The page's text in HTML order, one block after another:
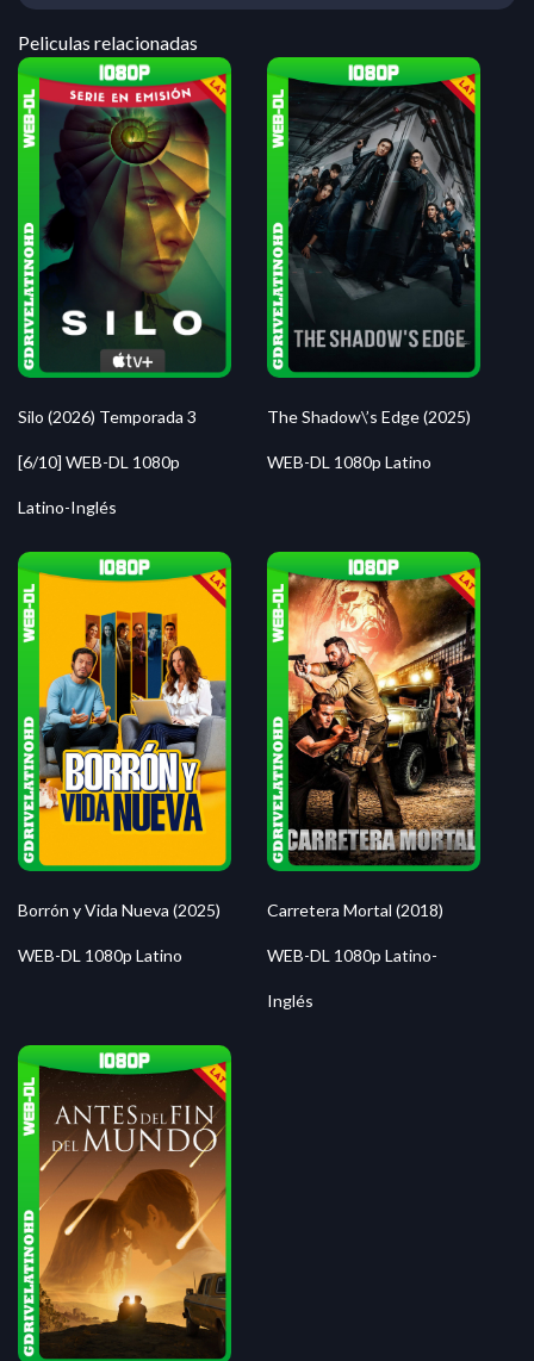
Peliculas relacionadas
Silo (2026) Temporada 3
[6/10] WEB-DL 1080p
Latino-Inglés
The Shadow\’s Edge (2025)
WEB-DL 1080p Latino
Borrón y Vida Nueva (2025)
WEB-DL 1080p Latino
Carretera Mortal (2018)
WEB-DL 1080p Latino-
Inglés